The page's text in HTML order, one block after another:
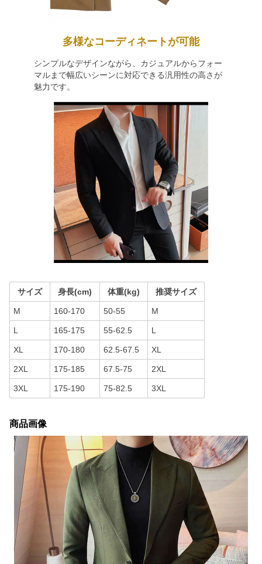
多様なコーディネートが可能
シンプルなデザインながら、カジュアルからフォー
マルまで幅広いシーンに対応できる汎用性の高さが
魅力です。
サイズ 身長(cm) 体重(kg) 推奨サイズ
M 160-170 50-55 M
L 165-175 55-62.5 L
XL 170-180 62.5-67.5 XL
2XL 175-185 67.5-75 2XL
3XL 175-190 75-82.5 3XL
商品画像